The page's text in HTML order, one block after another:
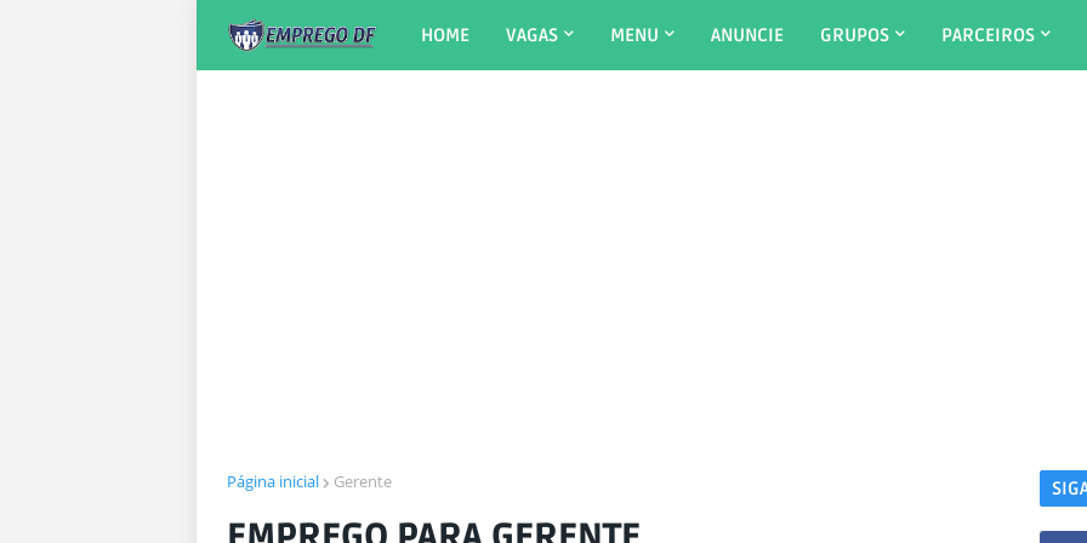
HOME VAGAS MENU ANUNCIE GRUPOS PARCEIROS
Página inicial Gerente